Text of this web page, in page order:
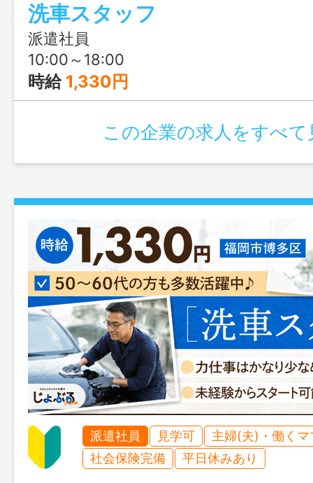
洗車スタッフ
派遣社員
10:00～18:00
時給 1,330円
この企業の求人をすべて
派遣社員 見学可
主婦(夫)・働くマ
社会保険完備
平日休みあり